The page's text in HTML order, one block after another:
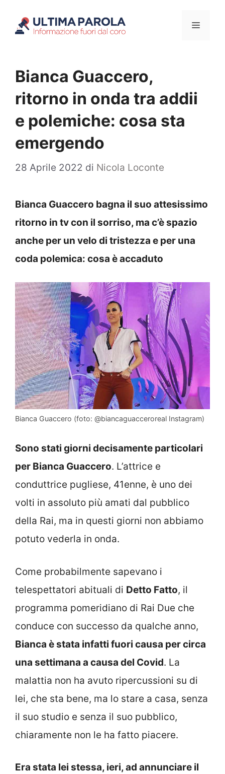
Menu
Bianca Guaccero,
ritorno in onda tra addii
e polemiche: cosa sta
emergendo
28 Aprile 2022 di Nicola Loconte
Bianca Guaccero bagna il suo attesissimo
ritorno in tv con il sorriso, ma c’è spazio
anche per un velo di tristezza e per una
coda polemica: cosa è accaduto
Bianca Guaccero (foto: @biancaguacceroreal Instagram)
Sono stati giorni decisamente particolari
per Bianca Guaccero. L’attrice e
conduttrice pugliese, 41enne, è uno dei
volti in assoluto più amati dal pubblico
della Rai, ma in questi giorni non abbiamo
potuto vederla in onda.
Come probabilmente sapevano i
telespettatori abituali di Detto Fatto, il
programma pomeridiano di Rai Due che
conduce con successo da qualche anno,
Bianca è stata infatti fuori causa per circa
una settimana a causa del Covid. La
malattia non ha avuto ripercussioni su di
lei, che sta bene, ma lo stare a casa, senza
il suo studio e senza il suo pubblico,
chiaramente non le ha fatto piacere.
Era stata lei stessa, ieri, ad annunciare il